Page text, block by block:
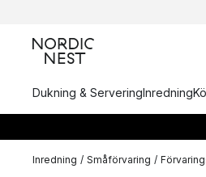
Dukning & ServeringInredning
Inredning / Småförvaring /